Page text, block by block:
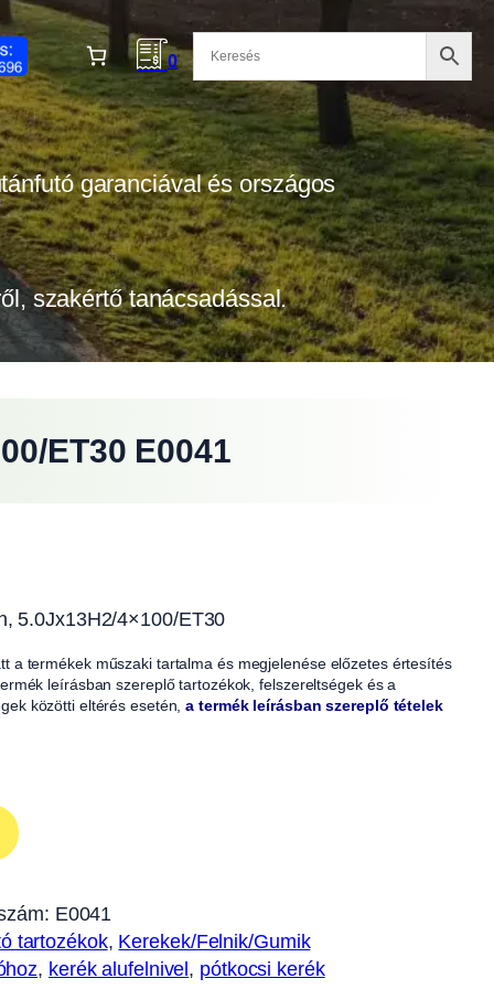
0
garanciával és országos
szakértő tanácsadással.
ET30 E0041
5.0Jx13H2/4×100/ET30
a termékek műszaki tartalma és megjelenése előzetes értesítés
leírásban szereplő tartozékok, felszereltségek és a
közötti eltérés esetén,a termék leírásban szereplő tételek
E0041
tartozékok, Kerekek/Felnik/Gumik
, kerék alufelnivel, pótkocsi kerék